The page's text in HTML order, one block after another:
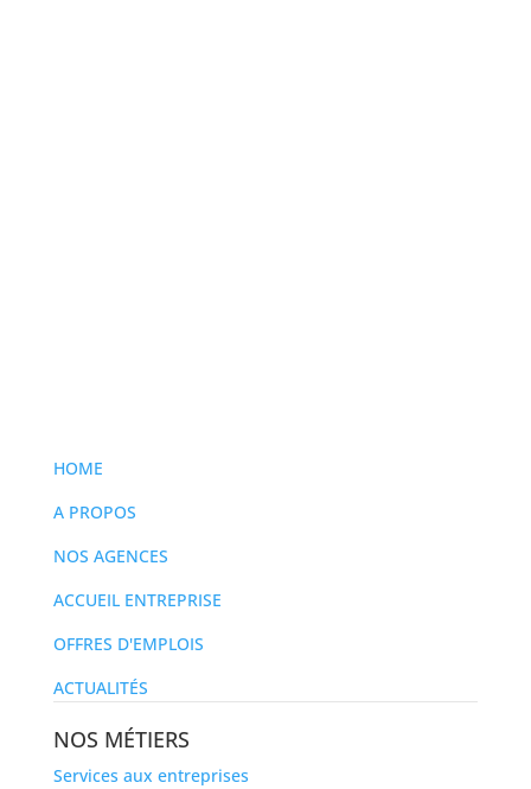
HOME
A PROPOS
NOS AGENCES
ACCUEIL ENTREPRISE
OFFRES D'EMPLOIS
ACTUALITÉS
NOS MÉTIERS
Services aux entreprises